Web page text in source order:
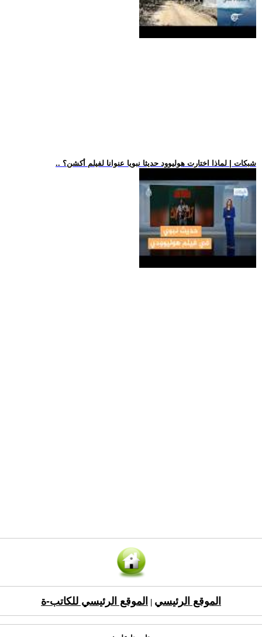
.. شبكات | لماذا اختارت هوليوود حديثا نبويا عنوانا لفيلم أكشن؟
الموقع الرئيسي الموقع الرئيسي للكاتب-ة